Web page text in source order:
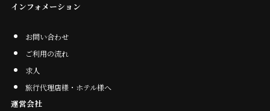
インフォメーション
お問い合わせ
ご利用の流れ
求人
旅行代理店様・ホテル様へ
運営会社